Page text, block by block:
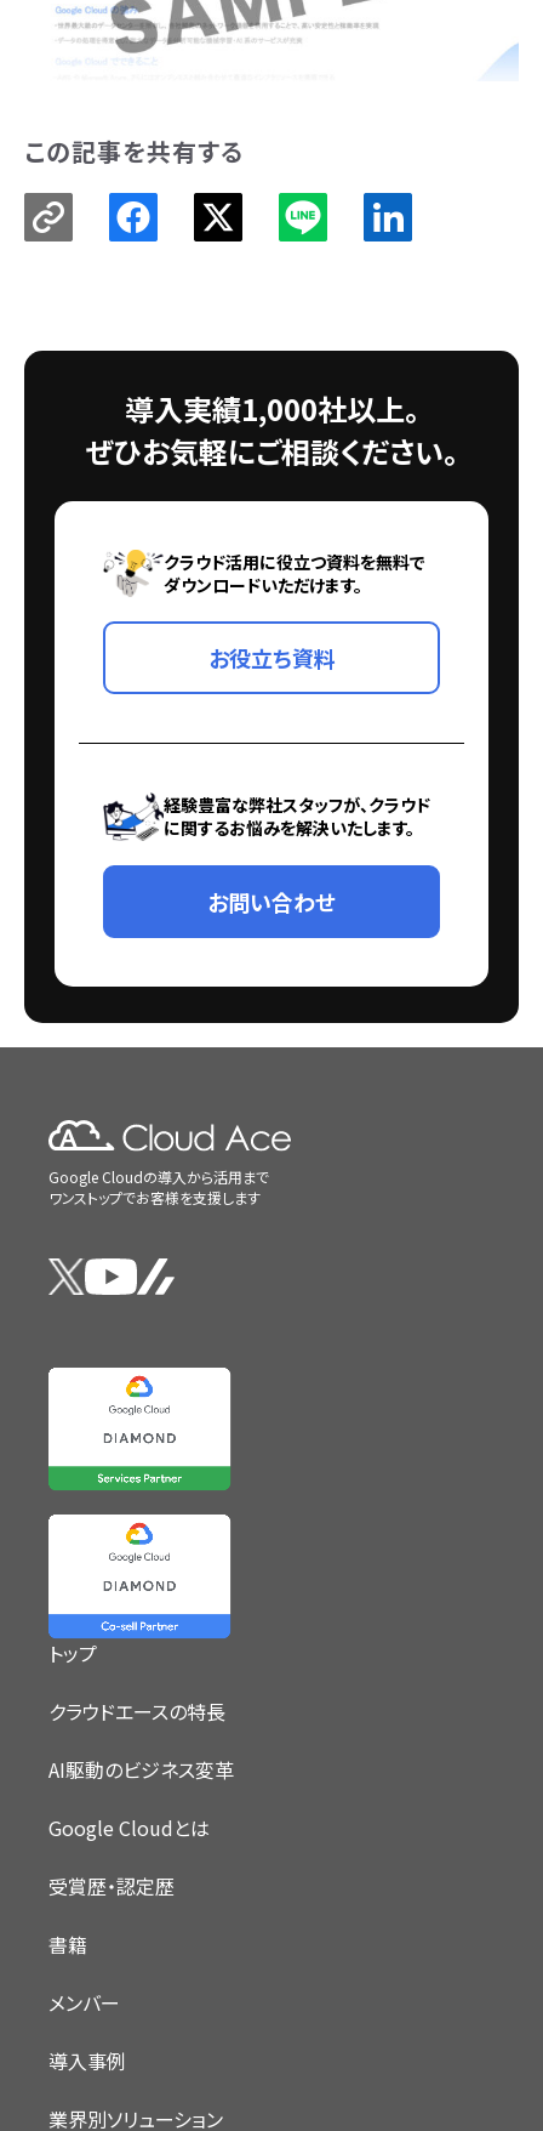
この記事を共有する
導入実績1,000社以上。
ぜひお気軽にご相談ください。
クラウド活用に役立つ資料を無料で
ダウンロードいただけます。
お役立ち資料
経験豊富な弊社スタッフが、クラウド
に関するお悩みを解決いたします。
お問い合わせ
Google Cloudの導入から活用まで
ワンストップでお客様を支援します
トップ
クラウドエースの特長
AI駆動のビジネス変革
Google Cloudとは
受賞歴・認定歴
書籍
メンバー
導入事例
業界別ソリューション